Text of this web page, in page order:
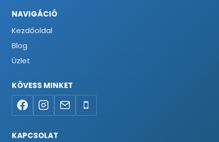
NAVIGÁCIÓ
Kezdőoldal
Blog
Üzlet
KÖVESS MINKET
KAPCSOLAT